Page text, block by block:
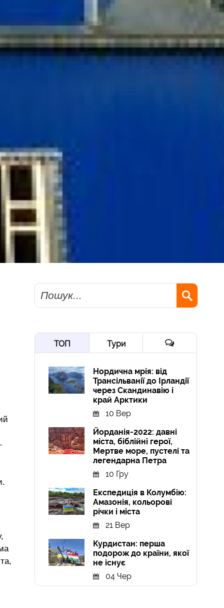
Пошук
ТОП Тури
Нордична мрія: від
Трансільванії до Ірландії
через Скандинавію і
край Арктики
10 Вер
Йорданія-2022: давні
міста, біблійні герої,
Мертве море, пустелі та
легендарна Петра
10 Гру
Експедиція в Колумбію:
Амазонія, кольорові
річки і міста
21 Вер
Курдистан: перша
подорож до країни, якої
не існує
04 Чер